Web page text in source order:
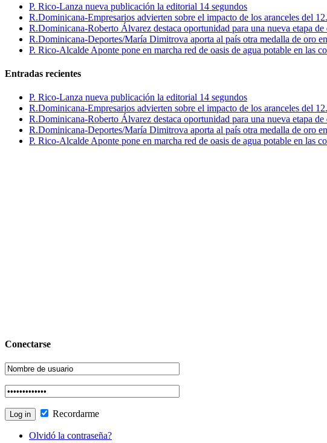
P. Rico-Lanza nueva publicación la editorial 14 segundos
R.Dominicana-Empresarios advierten sobre el impacto de los aranceles del
R.Dominicana-Roberto Álvarez destaca oportunidad para una nueva etapa
R.Dominicana-Deportes/María Dimitrova aporta al país otra medalla de oro
P. Rico-Alcalde Aponte pone en marcha red de oasis de agua potable en las
Entradas recientes
P. Rico-Lanza nueva publicación la editorial 14 segundos
R.Dominicana-Empresarios advierten sobre el impacto de los aranceles del
R.Dominicana-Roberto Álvarez destaca oportunidad para una nueva etapa
R.Dominicana-Deportes/María Dimitrova aporta al país otra medalla de oro
P. Rico-Alcalde Aponte pone en marcha red de oasis de agua potable en las
Conectarse
Recordarme
Olvidó la contraseña?